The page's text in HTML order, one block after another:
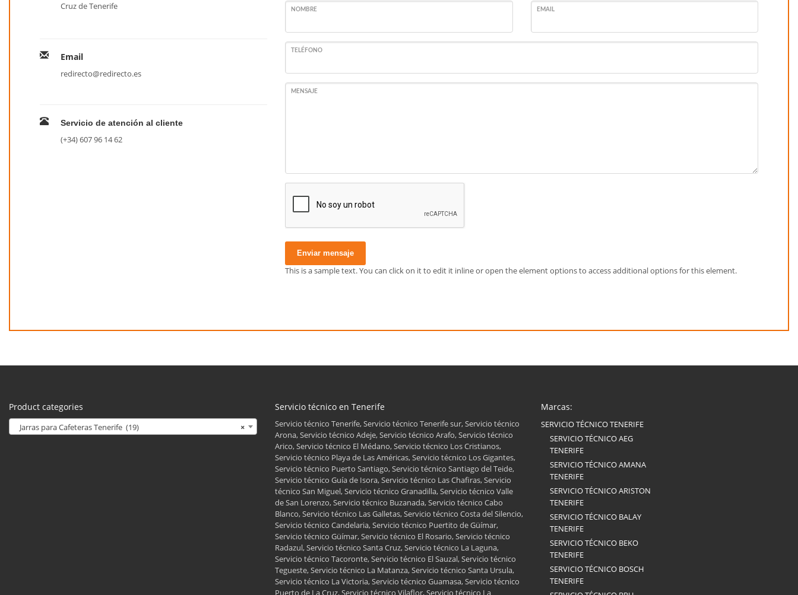
Cruz de Tenerife
Email
redirecto@redirecto.es
Servicio de atención al cliente
(+34) 607 96 14 62
NOMBRE EMAIL
TELÉFONO
MENSAJE
Enviar mensaje
This is a sample text. You can click on it to edit it inline or open the element options to access additional options for this element.
Product categories
×
Jarras para Cafeteras Tenerife (19)
Servicio técnico en Tenerife
Servicio técnico Tenerife, Servicio técnico Tenerife sur, Servicio técnico
Arona, Servicio técnico Adeje, Servicio técnico Arafo, Servicio técnico
Arico, Servicio técnico El Médano, Servicio técnico Los Cristianos,
Servicio técnico Playa de Las Américas, Servicio técnico Los Gigantes,
Servicio técnico Puerto Santiago, Servicio técnico Santiago del Teide,
Servicio técnico Guía de Isora, Servicio técnico Las Chafiras, Servicio
técnico San Miguel, Servicio técnico Granadilla, Servicio técnico Valle
de San Lorenzo, Servicio técnico Buzanada, Servicio técnico Cabo
Blanco, Servicio técnico Las Galletas, Servicio técnico Costa del Silencio,
Servicio técnico Candelaria, Servicio técnico Puertito de Güímar,
Servicio técnico Güímar, Servicio técnico El Rosario, Servicio técnico
Radazul, Servicio técnico Santa Cruz, Servicio técnico La Laguna,
Servicio técnico Tacoronte, Servicio técnico El Sauzal, Servicio técnico
Tegueste, Servicio técnico La Matanza, Servicio técnico Santa Ursula,
Servicio técnico La Victoria, Servicio técnico Guamasa, Servicio técnico
Puerto de La Cruz, Servicio técnico Vilaflor, Servicio técnico La
Marcas:
SERVICIO TÉCNICO TENERIFE
SERVICIO TÉCNICO AEG
TENERIFE
SERVICIO TÉCNICO AMANA
TENERIFE
SERVICIO TÉCNICO ARISTON
TENERIFE
SERVICIO TÉCNICO BALAY
TENERIFE
SERVICIO TÉCNICO BEKO
TENERIFE
SERVICIO TÉCNICO BOSCH
TENERIFE